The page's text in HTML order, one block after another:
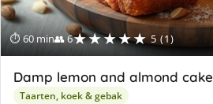
⏱ 60 min👥 6★★★★★ 5 (1)
Damp lemon and almond cake
Taarten, koek & gebak